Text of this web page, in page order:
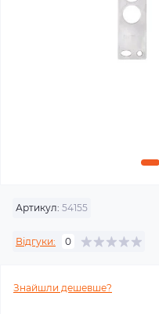
Артикул: 54155
Відгуки: 0
Знайшли дешевше?